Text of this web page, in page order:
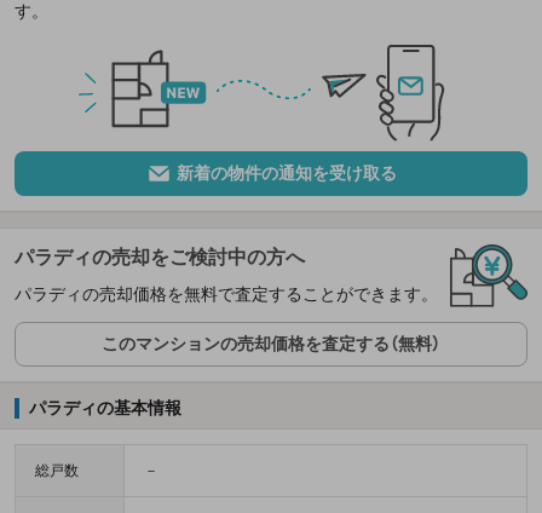
す。
新着の物件の通知を受け取る
パラディの売却をご検討中の方へ
パラディの売却価格を無料で査定することができます。
このマンションの売却価格を査定する（無料）
パラディの基本情報
総戸数 －